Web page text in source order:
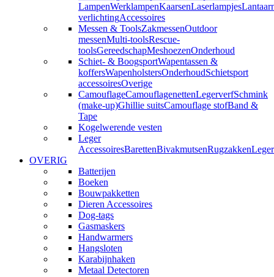
LampenWerklampenKaarsenLaserlampjes
verlichtingAccessoires
Messen & ToolsZakmessenOutdoor
messenMulti-toolsRescue-
toolsGereedschapMeshoezenOnderhoud
Schiet- & BoogsportWapentassen &
koffersWapenholstersOnderhoudSchietsport
accessoiresOverige
CamouflageCamouflagenettenLegerverfSchmink
(make-up)Ghillie suitsCamouflage stofBand &
Tape
Kogelwerende vesten
Leger
AccessoiresBarettenBivakmutsenRugzakken
OVERIG
Batterijen
Boeken
Bouwpakketten
Dieren Accessoires
Dog-tags
Gasmaskers
Handwarmers
Hangsloten
Karabijnhaken
Metaal Detectoren